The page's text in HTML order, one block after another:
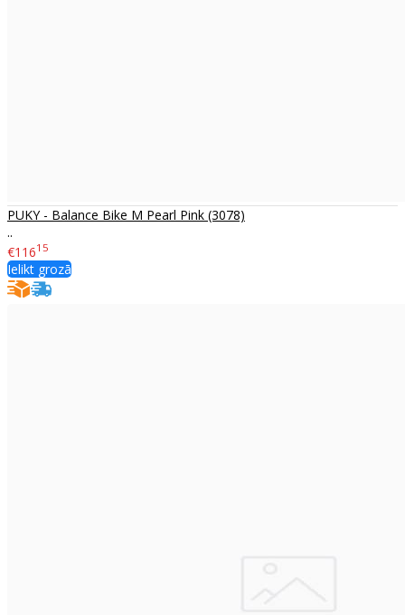
PUKY - Balance Bike M Pearl Pink (3078)
..
€11615
Ielikt grozā